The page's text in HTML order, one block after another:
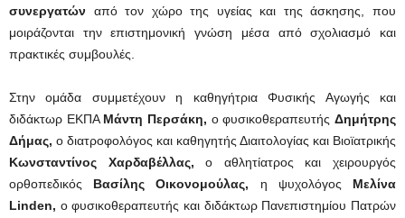
συνεργατών από τον χώρο της υγείας και της άσκησης, που
μοιράζονται την επιστημονική γνώση μέσα από σχολιασμό και
πρακτικές συμβουλές.
Στην ομάδα συμμετέχουν η καθηγήτρια Φυσικής Αγωγής και
διδάκτωρ ΕΚΠΑ Μάντη Περσάκη, ο φυσικοθεραπευτήςΔημήτρης
Δήμας, ο διατροφολόγος και καθηγητής Διαιτολογίας και Βιοϊατρικής
Κωνσταντίνος Χαρδαβέλλας, ο αθλητίατρος και χειρουργός
ορθοπεδικός Βασίλης Οικονομούλας, η ψυχολόγος Μελίνα
Linden, o φυσικοθεραπευτής και διδάκτωρ Πανεπιστημίου Πατρών